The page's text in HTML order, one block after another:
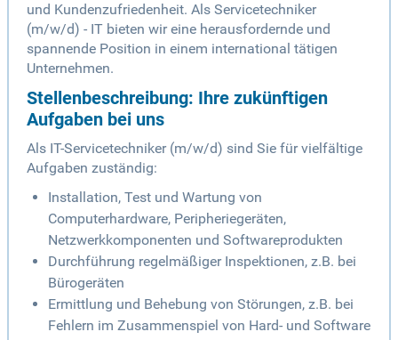
und Kundenzufriedenheit. Als Servicetechniker
(m/w/d) - IT bieten wir eine herausfordernde und
spannende Position in einem international tätigen
Unternehmen.
Stellenbeschreibung: Ihre zukünftigen
Aufgaben bei uns
Als IT-Servicetechniker (m/w/d) sind Sie für vielfältige
Aufgaben zuständig:
Installation, Test und Wartung von
Computerhardware, Peripheriegeräten,
Netzwerkkomponenten und Softwareprodukten
Durchführung regelmäßiger Inspektionen, z.B. bei
Bürogeräten
Ermittlung und Behebung von Störungen, z.B. bei
Fehlern im Zusammenspiel von Hard- und Software